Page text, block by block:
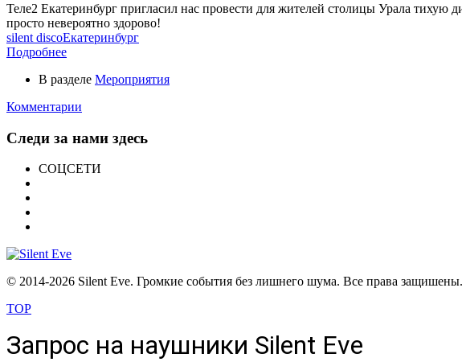
Теле2 Екатеринбург пригласил нас провести для жителей столицы Урала
просто невероятно здорово!
silent discoЕкатеринбург
Подробнее
В разделе Мероприятия
Комментарии
Следи за нами здесь
СОЦСЕТИ
© 2014-2026 Silent Eve. Громкие события без лишнего шума. Все права
TOP